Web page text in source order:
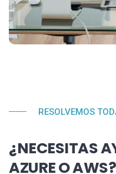
RESOLVEMOS
¿NECESITAS
AZURE O AWS?